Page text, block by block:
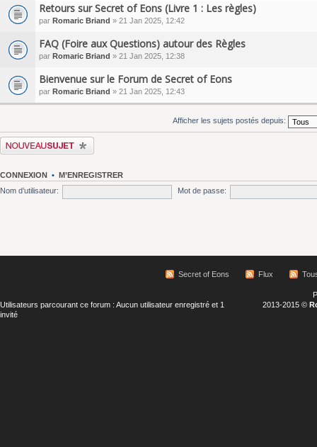
Retours sur Secret of Eons (Livre 1 : Les règles)
par Romaric Briand » 21 Jan 2025, 12:42
FAQ (Foire aux Questions) autour des Règles
par Romaric Briand » 21 Jan 2025, 12:38
Bienvenue sur le Forum de Secret of Eons
par Romaric Briand » 21 Jan 2025, 12:43
Afficher les sujets postés depuis:
Écrire un nouveau sujet
CONNEXION • M’ENREGISTRER
Nom d’utilisateur:
Mot de passe:
Secret of Eons Flux
Utilisateurs parcourant ce forum : Aucun utilisateur enregistré et 1
invité
2013-2015 ©